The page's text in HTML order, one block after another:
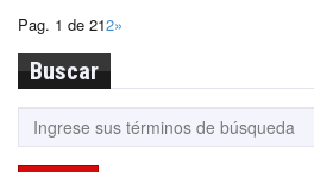
Pag. 1 de 212»
Buscar